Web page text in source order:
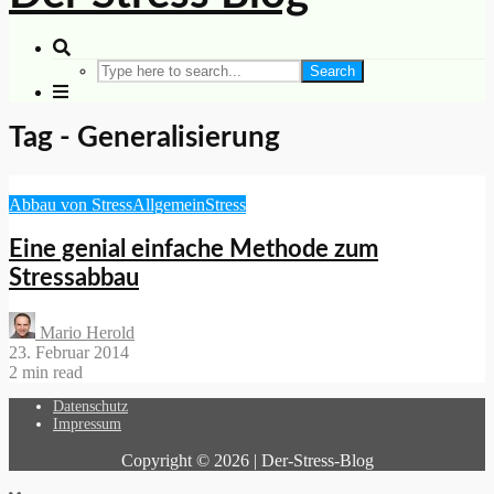
Search
Tag - Generalisierung
Abbau von StressAllgemeinStress
Eine genial einfache Methode zum
Stressabbau
Mario Herold
23. Februar 2014
2 min read
Datenschutz
Impressum
Copyright © 2026 | Der-Stress-Blog